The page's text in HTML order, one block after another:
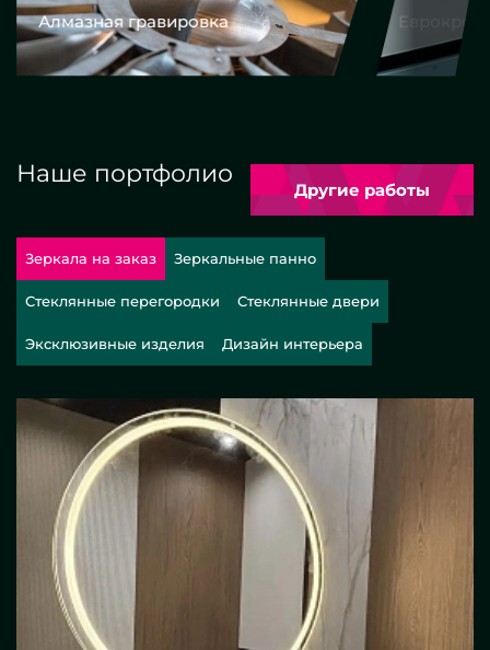
Алмазная гравировка
Наше портфолио
Другие работы
Зеркала на заказ Зеркальные панно
Стеклянные перегородки Стеклянные двери
Эксклюзивные изделия Дизайн интерьера